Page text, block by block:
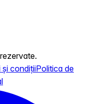
și condițiiPolitica de